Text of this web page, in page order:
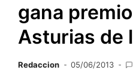
gana
Asturias de
Redaccion 05/06/2013